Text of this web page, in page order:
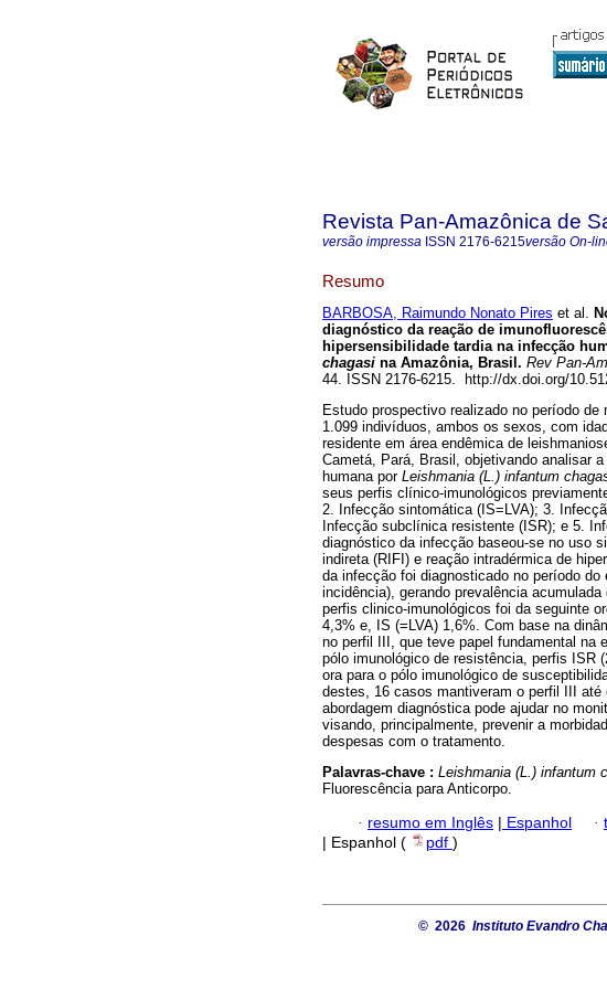
Revista Pan-Amazônica de
versão impressa ISSN 2176-6215versão On-
Resumo
BARBOSA, Raimundo Nonato Pires et al.
diagnóstico da reação de
hipersensibilidade tardia na infecção
chagasi na Amazônia, Brasil . Rev Pan-
44. ISSN 2176-6215. http://dx.doi.org/
Estudo prospectivo realizado no período
1.099 indivíduos, ambos os sexos, com
residente em área endêmica de
Cametá, Pará, Brasil, objetivando analisar
humana por Leishmania (L.) infantum
seus perfis clínico-imunológicos
2. Infecção sintomática (IS=LVA); 3.
Infecção subclínica resistente (ISR); e 5.
diagnóstico da infecção baseou-se no uso
indireta (RIFI) e reação intradérmica de
da infecção foi diagnosticado no período do
incidência), gerando prevalência
perfis clinico-imunológicos foi da seguinte
4,3% e, IS (=LVA) 1,6%. Com base na
no perfil III, que teve papel fundamental na
pólo imunológico de resistência, perfis ISR
ora para o pólo imunológico de
destes, 16 casos mantiveram o perfil III
abordagem diagnóstica pode ajudar no
visando, principalmente, prevenir a
despesas com o tratamento.
Palavras-chave : Leishmania (L.) infantum
Fluorescência para Anticorpo.
· resumo em Inglês | Espanhol ·
| Espanhol (
pdf )
© 2026 Instituto Evandro